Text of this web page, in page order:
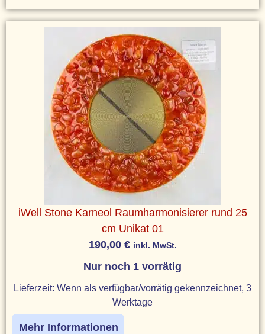
iWell Stone Karneol Raumharmonisierer rund 25
cm Unikat 01
190,00 € inkl. MwSt.
Nur noch 1 vorrätig
Lieferzeit: Wenn als verfügbar/vorrätig gekennzeichnet, 3
Werktage
Mehr Informationen